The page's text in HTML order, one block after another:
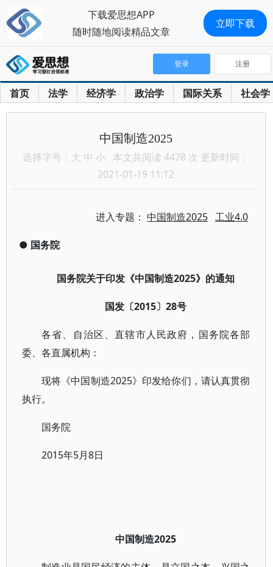
首页 法学 经济学 政治学 国际关系 社会学
登录 注册
中国制造2025
选择字号： 大 中 小 本文共阅读 4478 次 更新时间：
2021-01-19 11:12
进入专题：中国制造2025 工业4.0
● 国务院
国务院关于印发《中国制造2025》的通知
国发〔2015〕28号
各省、自治区、直辖市人民政府，国务院各部
委、各直属机构：
现将《中国制造2025》印发给你们，请认真贯彻
执行。
国务院
2015年5月8日
中国制造2025
下载爱思想APP
随时随地阅读精品文章
立即下载